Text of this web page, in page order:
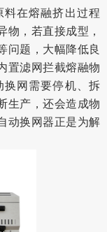
在熔融挤出过程
物，若直接成型，
问题，大幅降低良
置滤网拦截熔融物
换网需要停机、拆
生产，还会造成物
动换网器正是为解